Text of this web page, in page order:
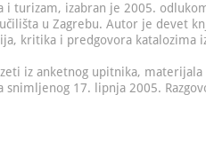
i turizam, izabran je 2005.
u Zagrebu. Autor je devet
kritika i predgovora katalozima
iz anketnog upitnika, materijala
snimljenog 17. lipnja 2005.